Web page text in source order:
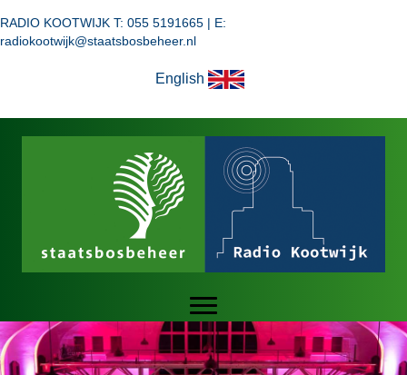
RADIO KOOTWIJK T: 055 5191665 | E:
radiokootwijk@staatsbosbeheer.nl
English